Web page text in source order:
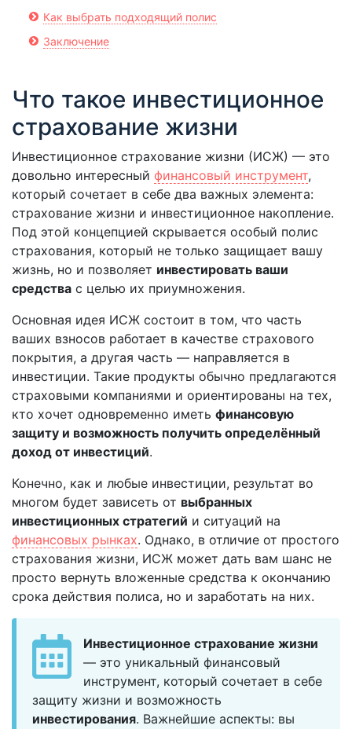
Как выбрать подходящий полис
Заключение
Что такое инвестиционное
страхование жизни
Инвестиционное страхование жизни (ИСЖ) — это
довольно интересный финансовый инструмент,
который сочетает в себе два важных элемента:
страхование жизни и инвестиционное накопление.
Под этой концепцией скрывается особый полис
страхования, который не только защищает вашу
жизнь, но и позволяет инвестировать ваши
средства с целью их приумножения.
Основная идея ИСЖ состоит в том, что часть
ваших взносов работает в качестве страхового
покрытия, а другая часть — направляется в
инвестиции. Такие продукты обычно предлагаются
страховыми компаниями и ориентированы на тех,
кто хочет одновременно иметь финансовую
защиту и возможность получить определённый
доход от инвестиций.
Конечно, как и любые инвестиции, результат во
многом будет зависеть от выбранных
инвестиционных стратегий и ситуаций на
финансовых рынках. Однако, в отличие от простого
страхования жизни, ИСЖ может дать вам шанс не
просто вернуть вложенные средства к окончанию
срока действия полиса, но и заработать на них.
Инвестиционное страхование жизни
— это уникальный финансовый
инструмент, который сочетает в себе
защиту жизни и возможность
инвестирования. Важнейшие аспекты: вы